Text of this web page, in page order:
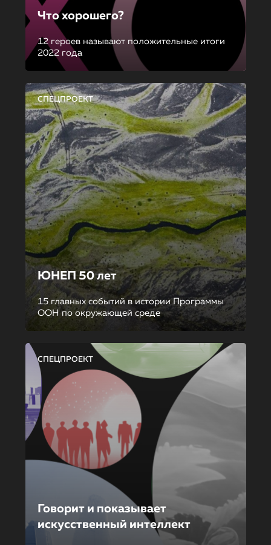
Что хорошего?
12 героев называют положительные итоги
2022 года
СПЕЦПРОЕКТ
ЮНЕП 50 лет
15 главных событий в истории Программы
ООН по окружающей среде
СПЕЦПРОЕКТ
Говорит и показывает
искусственный интеллект